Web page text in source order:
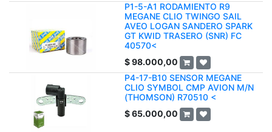
P1-5-A1 RODAMIENTO R9
MEGANE CLIO TWINGO SAIL
AVEO LOGAN SANDERO SPARK
GT KWID TRASERO (SNR) FC
40570<
$98.000,00
P4-17-B10 SENSOR MEGANE
CLIO SYMBOL CMP AVION M/N
(THOMSON) R70510 <
$65.000,00